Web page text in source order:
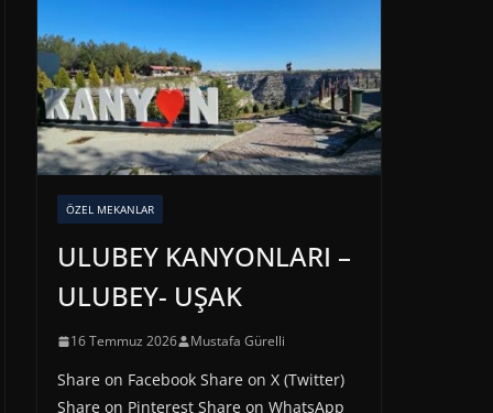
ÖZEL MEKANLAR
ULUBEY KANYONLARI –
ULUBEY- UŞAK
16 Temmuz 2026 Mustafa Gürelli
Share on Facebook Share on X (Twitter)
Share on Pinterest Share on WhatsApp